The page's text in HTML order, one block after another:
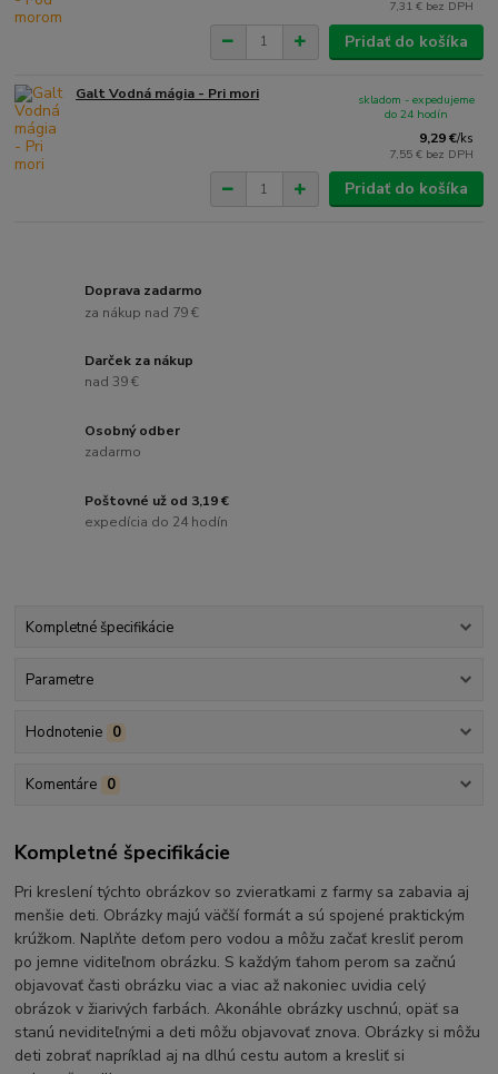
7,31 € bez DPH
Pridať do košíka
Galt Vodná mágia - Pri mori
9,29 €/ks
7,55 € bez DPH
skladom - expedujeme
do 24 hodín
Pridať do košíka
Doprava zadarmo
za nákup nad 79 €
Darček za nákup
nad 39 €
Osobný odber
zadarmo
Poštovné už od 3,19 €
expedícia do 24 hodín
Kompletné špecifikácie
Parametre
Hodnotenie 0
Komentáre 0
Kompletné špecifikácie
Pri kreslení týchto obrázkov so zvieratkami z farmy sa zabavia aj
menšie deti. Obrázky majú väčší formát a sú spojené praktickým
krúžkom. Naplňte deťom pero vodou a môžu začať kresliť perom
po jemne viditeľnom obrázku. S každým ťahom perom sa začnú
objavovať časti obrázku viac a viac až nakoniec uvidia celý
obrázok v žiarivých farbách. Akonáhle obrázky uschnú, opäť sa
stanú neviditeľnými a deti môžu objavovať znova. Obrázky si môžu
deti zobrať napríklad aj na dlhú cestu autom a kresliť si